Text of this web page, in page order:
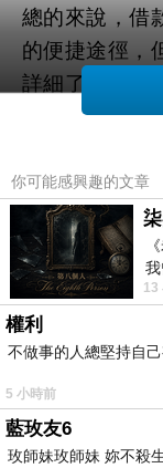
總的來說，借
的便捷途徑，
詳細了解貸款
劃，確保個人
抵押借款已成
式不僅可以快
較低。以下將
相關利率。
借款方式：
填寫申請表：
司填寫機車抵
證明和機車所
機車評估： 金
你可能感興趣的文章
13
權利
不做事的人總堅持自己
5 小時前
藍玫友6
玫師妹玫師妹 妳不殺